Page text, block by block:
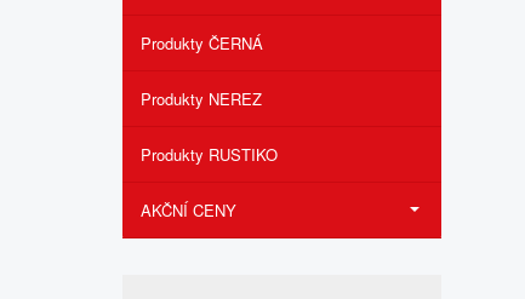
Produkty ČERNÁ
Produkty NEREZ
Produkty RUSTIKO
AKČNÍ CENY